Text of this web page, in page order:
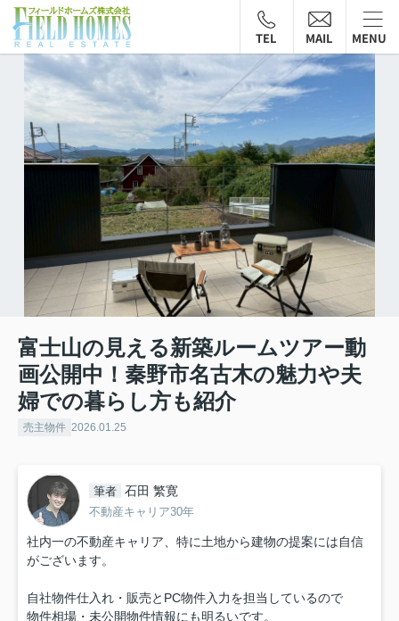
TEL MAIL MENU
富士山の見える新築ルームツアー動
画公開中！秦野市名古木の魅力や夫
婦での暮らし方も紹介
売主物件 2026.01.25
筆者 石田 繁寛
不動産キャリア30年
社内一の不動産キャリア、特に土地から建物の提案には自信
がございます。
自社物件仕入れ・販売とPC物件入力を担当しているので
物件相場・未公開物件情報にも明るいです。